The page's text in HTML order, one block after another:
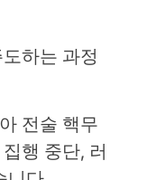
하는 과정
전술 핵무
행 중단, 러